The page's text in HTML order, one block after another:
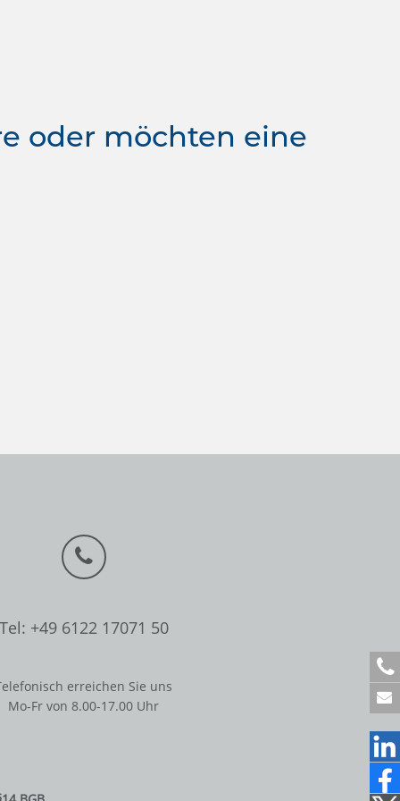
oder möchten eine
+
4
9
2
2
1
Tel: +49 6122 17071 50
erreichen Sie uns
Mo-Fr von 8.00-17.00 Uhr